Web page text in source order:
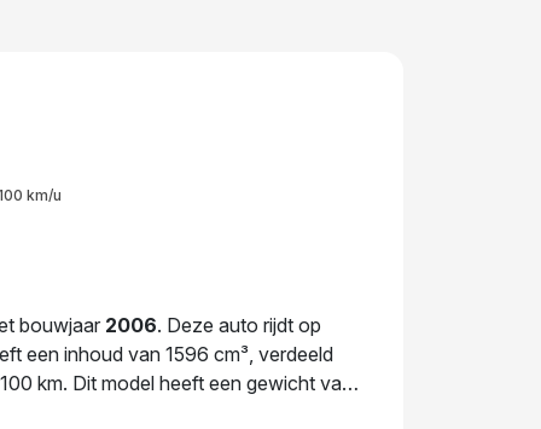
km/u
bouwjaar 2006. Deze auto rijdt op
een inhoud van 1596 cm³, verdeeld
km. Dit model heeft een gewicht van
volgende APK-keuring staat gepland